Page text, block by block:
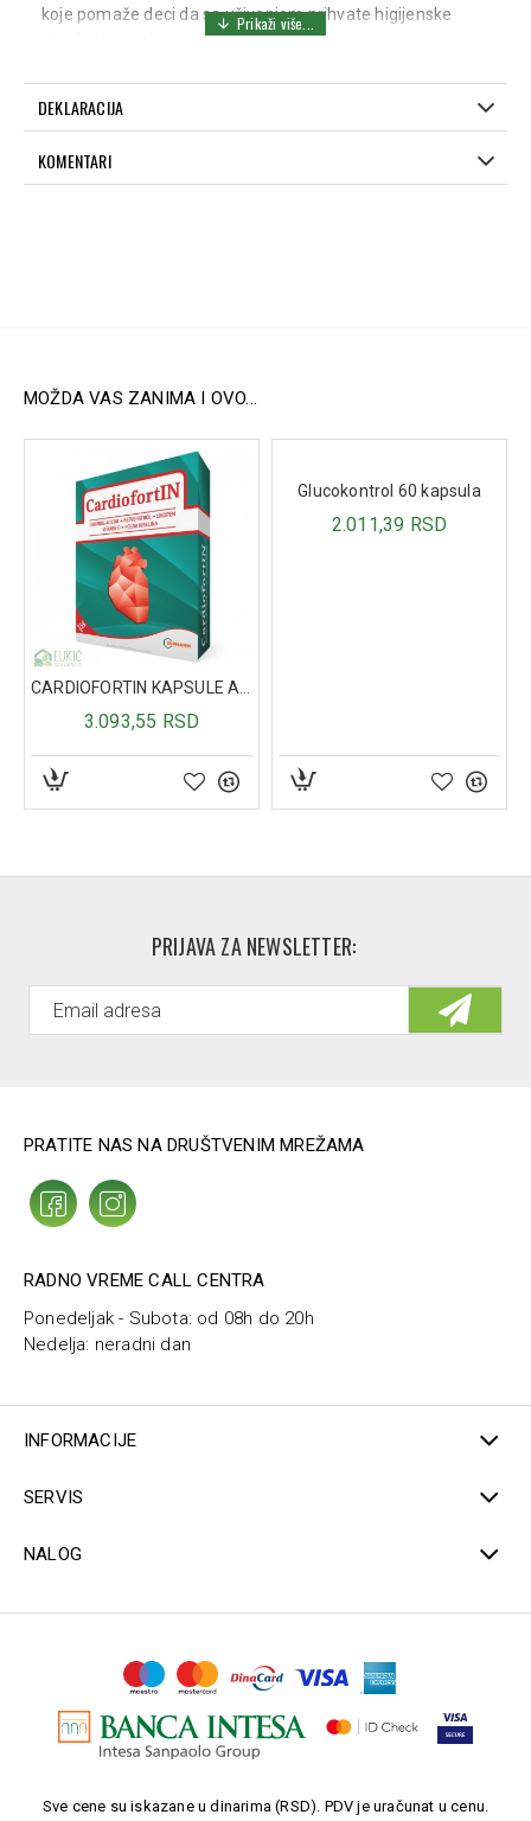
koje pomaže deci da sa uživanjem prihvate higijenske
Veseli dizajn sa slikom kornjače.
Sigurne zaobljene ivice.
Izrađena od kvalitetne i izdržljive plastike.
Ergonomsku dršku lako drže male ruke.
DEKLARACIJA
KOMENTARI
MOŽDA VAS ZANIMA I OVO...
CARDIOFORTIN KAPSULE A30
3.093,55 RSD
Glucokontrol 60 kapsula
2.011,39 RSD
PRIJAVA ZA NEWSLETTER:
PRATITE NAS NA DRUŠTVENIM MREŽAMA
RADNO VREME CALL CENTRA
Ponedeljak - Subota: od 08h do 20h
Nedelja: neradni dan
INFORMACIJE
SERVIS
NALOG
Sve cene su iskazane u dinarima (RSD). PDV je uračunat u cenu.